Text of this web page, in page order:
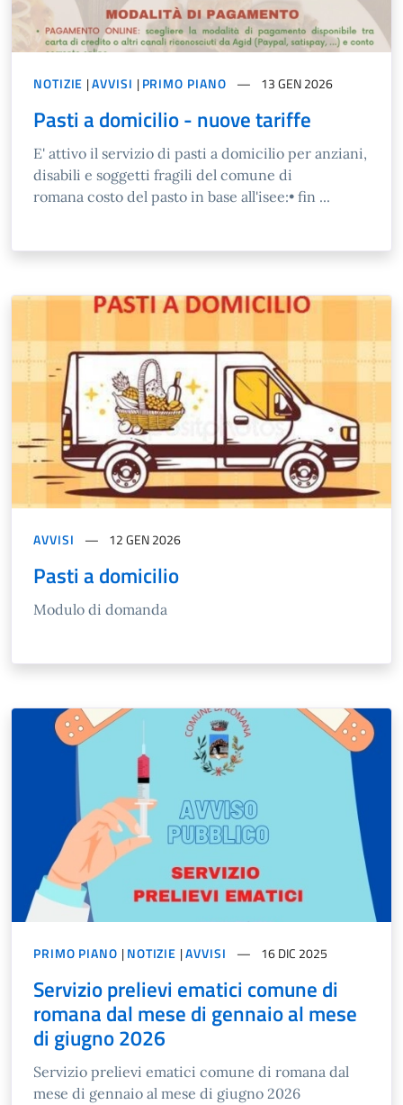
NOTIZIE |AVVISI |PRIMO PIANO 13 GEN 2026
Pasti a domicilio - nuove tariffe
E' attivo il servizio di pasti a domicilio per anziani,
disabili e soggetti fragili del comune di
romana costo del pasto in base all'isee:• fin ...
AVVISI 12 GEN 2026
Pasti a domicilio
Modulo di domanda
PRIMO PIANO |NOTIZIE |AVVISI 16 DIC 2025
Servizio prelievi ematici comune di
romana dal mese di gennaio al mese
di giugno 2026
Servizio prelievi ematici comune di romana dal
mese di gennaio al mese di giugno 2026